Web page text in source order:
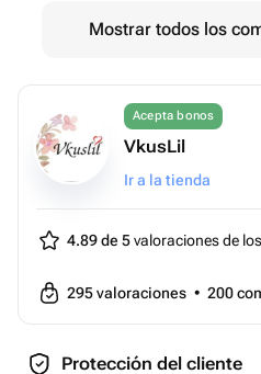
Mostrar todos los
Acepta bonos
VkusLil
Ir a la tienda
4.89 de 5valoraciones de
295valoraciones • 200
Protección del cliente